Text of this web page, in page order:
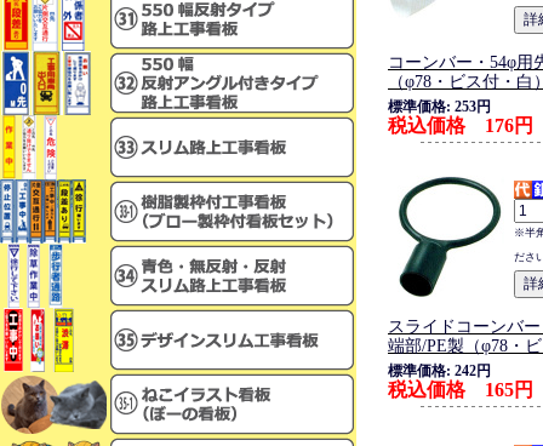
コーンバー・54φ用
（φ78・ビス付・白
標準価格: 253円
税込価格 176円
※半
ださ
スライドコーンバ
端部/PE製（φ78・
標準価格: 242円
税込価格 165円